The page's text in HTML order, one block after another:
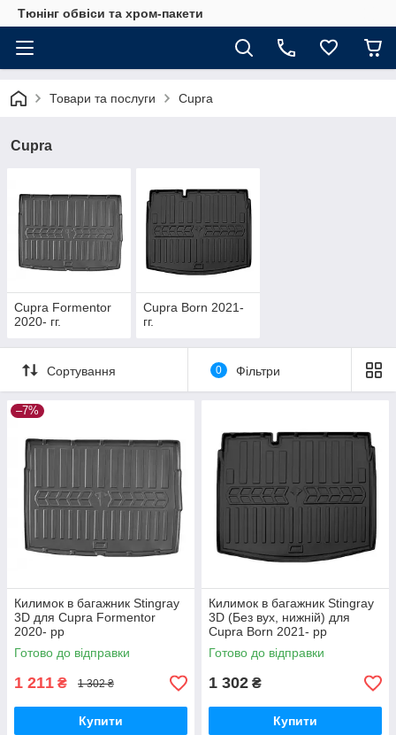
Тюнінг обвіси та хром-пакети
Товари та послуги Cupra
Cupra
Cupra Formentor
2020- гг.
Cupra Born 2021-
гг.
Сортування 0 Фільтри
–7%
Килимок в багажник Stingray
3D для Cupra Formentor
2020- рр
Готово до відправки
1 211 ₴ 1 302 ₴
Купити
Килимок в багажник Stingray
3D (Без вух, нижній) для
Cupra Born 2021- рр
Готово до відправки
1 302 ₴
Купити